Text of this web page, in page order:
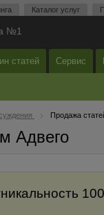
Каталог услуг
№1
статей Сервис
Продажа
Адвего